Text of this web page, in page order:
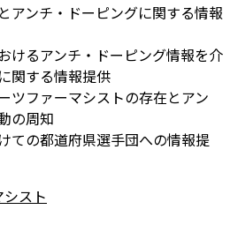
アンチ・ドーピングに関する情報
けるアンチ・ドーピング情報を介
関する情報提供
ツファーマシストの存在とアン
の周知
ての都道府県選手団への情報提
スト